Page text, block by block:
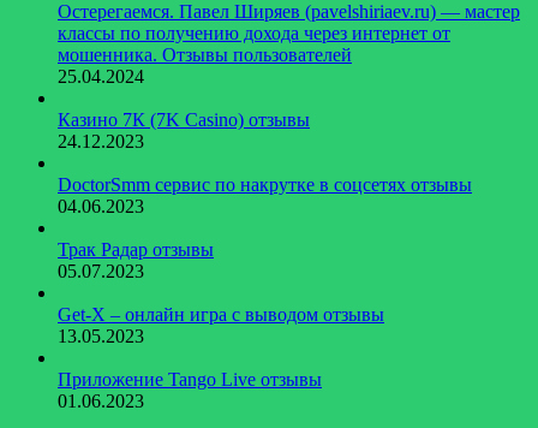
Остерегаемся. Павел Ширяев (pavelshiriaev.ru) — мастер
классы по получению дохода через интернет от
мошенника. Отзывы пользователей
25.04.2024
Казино 7К (7K Casino) отзывы
24.12.2023
DoctorSmm сервис по накрутке в соцсетях отзывы
04.06.2023
Трак Радар отзывы
05.07.2023
Get-X – онлайн игра с выводом отзывы
13.05.2023
Приложение Tango Live отзывы
01.06.2023